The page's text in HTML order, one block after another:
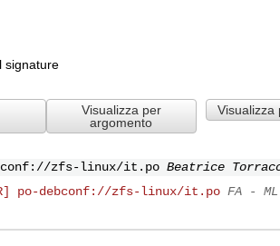
signature
Visualizza per
argomento
Visualizza
zfs-linux/it.po Beatrice
po-debconf://zfs-linux/it.po FA - ML